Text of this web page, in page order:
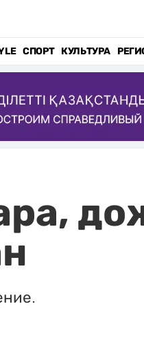
СПОРТ КУЛЬТУРА